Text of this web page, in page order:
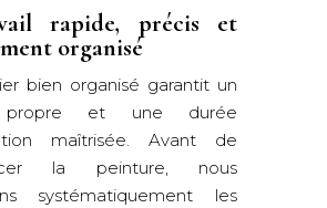
rapide, précis et
organisé
bien organisé garantit un
propre et une durée
maîtrisée. Avant de
la peinture, nous
systématiquement les